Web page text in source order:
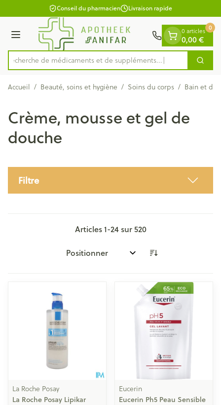
Aller au contenu
1 de 1Conseil du pharmacien Livraison rapide
Menu
Rechercher
Recherche de médicaments e
0 articles
0,00 €
0
Accueil / Beauté, soins et hygiène / Soins du corps / Bain et
Crème, mousse et gel de
douche
Filtre
Articles1-24sur520
Trier par:
La Roche Posay
La Roche Posay Lipikar
Eucerin
Eucerin Ph5 Peau Sensible